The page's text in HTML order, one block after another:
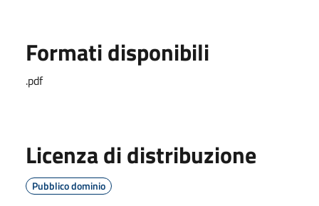
Formati disponibili
.pdf
Licenza di distribuzione
Pubblico dominio